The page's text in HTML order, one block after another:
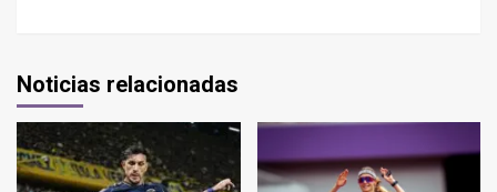
Noticias relacionadas